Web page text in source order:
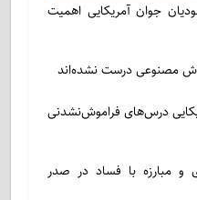
جوان آمریکایی اهمیت
مصنوعی درست نشده‌اند
درس‌های فراموش‌نشدنی
و مبارزه با فساد در صدر